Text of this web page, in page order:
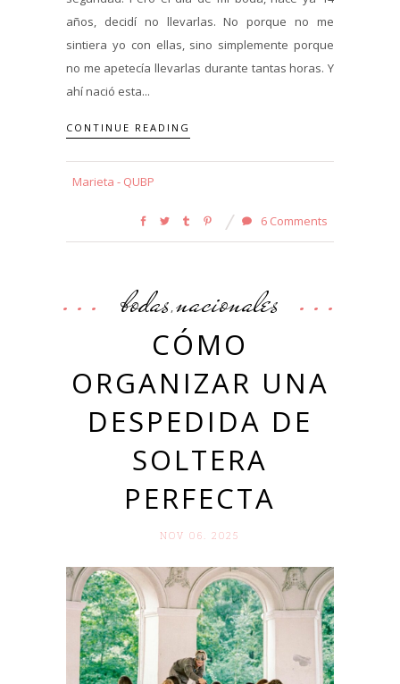
años, decidí no llevarlas. No porque no me
sintiera yo con ellas, sino simplemente porque
no me apetecía llevarlas durante tantas horas. Y
ahí nació esta...
CONTINUE READING
Marieta - QUBP
6 Comments
bodas,nacionales
CÓMO
ORGANIZAR UNA
DESPEDIDA DE
SOLTERA
PERFECTA
NOV 06. 2025